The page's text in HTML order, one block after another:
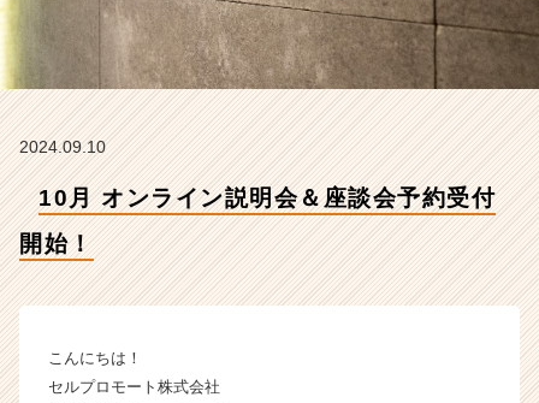
モ
ー
ト
株
の
タ
ベ
2024.09.10
10月 オンライン説明会＆座談会予約受付
開始！
こんにちは！
セルプロモート株式会社